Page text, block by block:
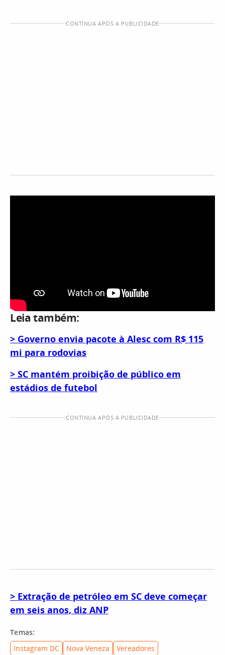
CONTINUA APÓS A PUBLICIDADE
Leia também:
> Governo envia pacote à Alesc com R$ 115
mi para rodovias
> SC mantém proibição de público em
estádios de futebol
CONTINUA APÓS A PUBLICIDADE
> Extração de petróleo em SC deve começar
em seis anos, diz ANP
Temas:
Instagram DC
Nova Veneza Vereadores